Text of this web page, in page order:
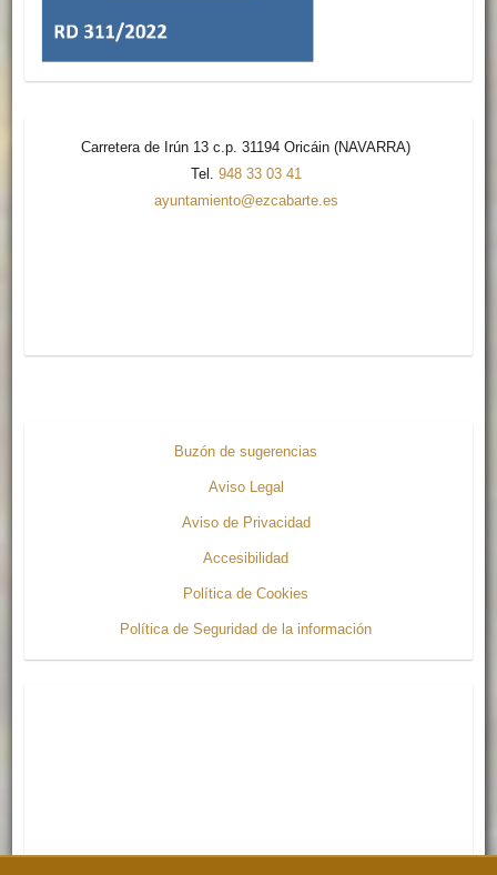
Carretera de Irún 13 c.p. 31194 Oricáin (NAVARRA)
Tel. 948 33 03 41
ayuntamiento@ezcabarte.es
Buzón de sugerencias
Aviso Legal
Aviso de Privacidad
Accesibilidad
Política de Cookies
Política de Seguridad de la información